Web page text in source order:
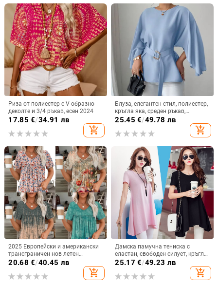
ръкав
Риза от полиестер с V-образно
деколте и 3/4 ръкав, есен 2024
17.85 €/34.91 лв
add_shopping_cart
Блуза, елегантен стил, полиестер,
кръгла яка, среден ръкав,
тромпет ръкав
25.45 €/49.78 лв
add_shopping_cart
2025 Европейски и американски
трансграничен нов летен
щампован къс ръкав с V-образно
полуръкав с висококачествен
20.68 €/40.45 лв
add_shopping_cart
Дамска памучна тениска с
еластан, свободен силует, кръгло
деколте, къси ръкави, средна
25.17 €/49.23 лв
add_shopping_cart